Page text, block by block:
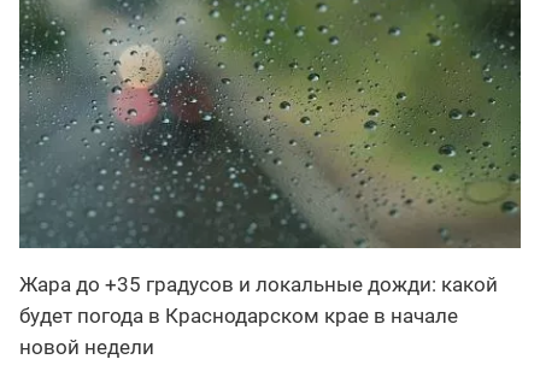
Жара до +35 градусов и локальные дожди: какой
будет погода в Краснодарском крае в начале
новой недели